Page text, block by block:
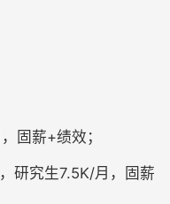
固薪+绩效；
研究生7.5K/月，固薪